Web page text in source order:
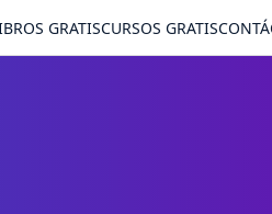
GRATISCURSOS GRATIS